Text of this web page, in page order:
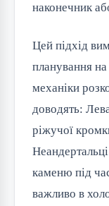
наконечник
Цей підхід
планування на
механіки
доводять:
ріжучої
каменю під
важливо в